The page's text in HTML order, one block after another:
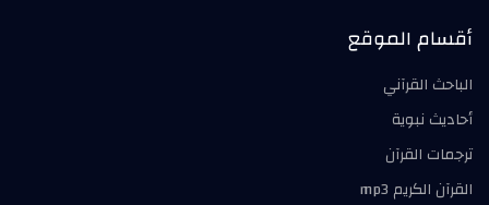
أقسام الموقع
الباحث القرآني
أحاديث نبوية
ترجمات القرآن
القرآن الكريم mp3